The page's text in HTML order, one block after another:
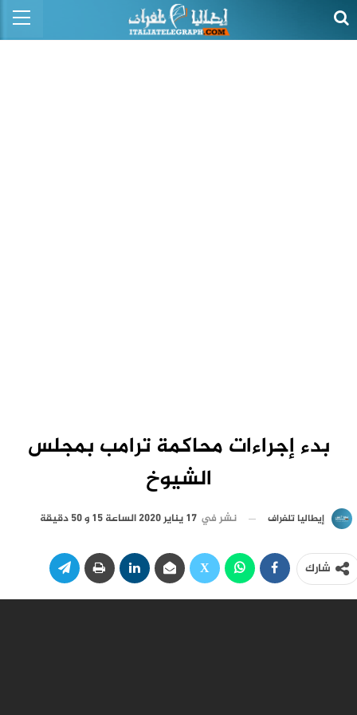
بدء إجراءات محاكمة ترامب بمجلس
الشيوخ
إيطاليا تلغراف نشر في 17 يناير 2020 الساعة 15 و 50 دقيقة
شارك